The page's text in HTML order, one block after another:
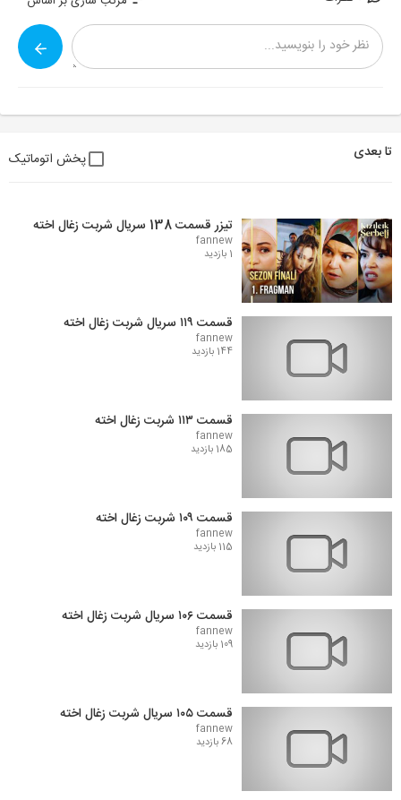
تا بعدی پخش اتوماتیک
تیزر قسمت 138 سریال شربت زغال اخته
fannew
1 بازدید
قسمت ۱۱۹ سریال شربت زغال اخته
fannew
144 بازدید
قسمت ۱۱۳ شربت زغال اخته
fannew
185 بازدید
قسمت ۱۰۹ شربت زغال اخته
fannew
115 بازدید
قسمت ۱۰۶ سریال شربت زغال اخته
fannew
109 بازدید
قسمت ۱۰۵ سریال شربت زغال اخته
fannew
68 بازدید